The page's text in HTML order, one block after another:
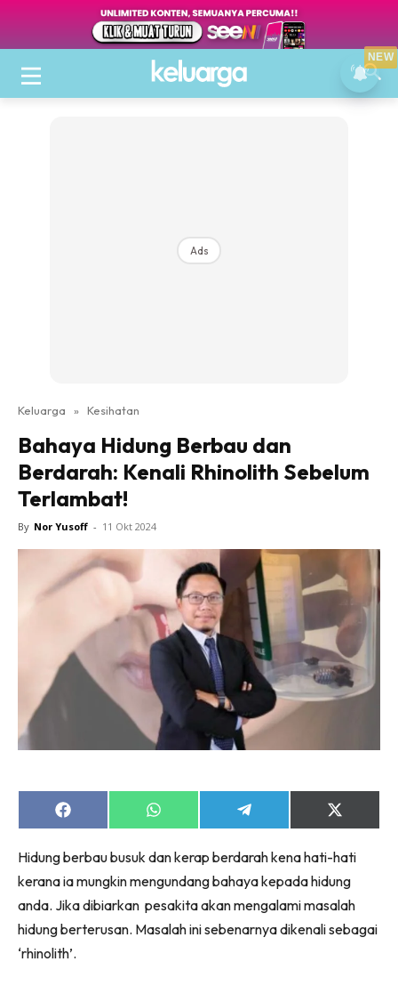
Ads
Keluarga » Kesihatan
Bahaya Hidung Berbau dan
Berdarah: Kenali Rhinolith Sebelum
Terlambat!
By Nor Yusoff - 11 Okt 2024
Share
on
Share
on
Share
on
Share
on
(Twitter)
Hidung berbau busuk dan kerap berdarah kena hati-hati
kerana ia mungkin mengundang bahaya kepada hidung
anda. Jika dibiarkan pesakita akan mengalami masalah
hidung berterusan. Masalah ini sebenarnya dikenali sebagai
‘rhinolith’.
NEW